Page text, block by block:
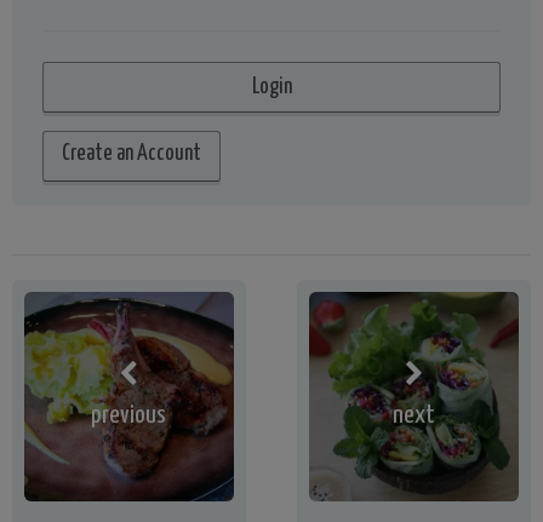
Create an Account
previous next